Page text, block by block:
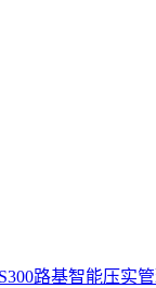
路基智能压实